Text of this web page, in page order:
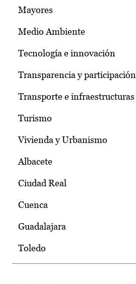
Mayores
Medio Ambiente
Tecnología e innovación
Transparencia y participación
Transporte e infraestructuras
Turismo
Vivienda y Urbanismo
Albacete
Ciudad Real
Cuenca
Guadalajara
Toledo